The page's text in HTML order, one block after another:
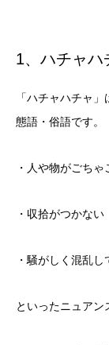
1、ハチャハ
「ハチャハチャ」
態語・俗語です。
・人や物がごちゃ
・収拾がつかない
・騒がしく混乱し
といったニュアン